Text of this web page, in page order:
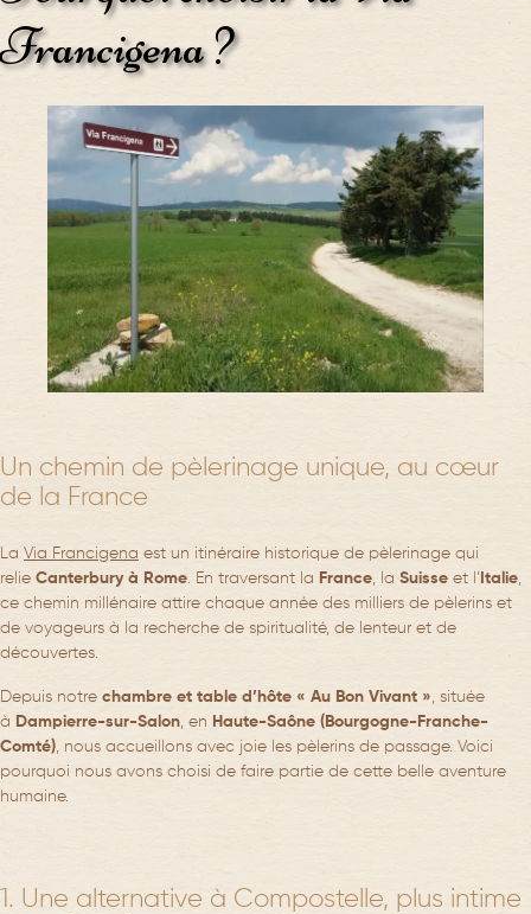
Francigena ?
Un chemin de pèlerinage unique, au cœur
de la France
La Via Francigena est un itinéraire historique de pèlerinage qui
relie Canterbury à Rome. En traversant la France, la Suisse et l’ Italie,
ce chemin millénaire attire chaque année des milliers de pèlerins et
de voyageurs à la recherche de spiritualité, de lenteur et de
découvertes.
Depuis notre chambre et table d’hôte « Au Bon Vivant », située
à Dampierre-sur-Salon, en Haute-Saône (Bourgogne-Franche-
Comté), nous accueillons avec joie les pèlerins de passage. Voici
pourquoi nous avons choisi de faire partie de cette belle aventure
humaine.
1. Une alternative à Compostelle, plus intime